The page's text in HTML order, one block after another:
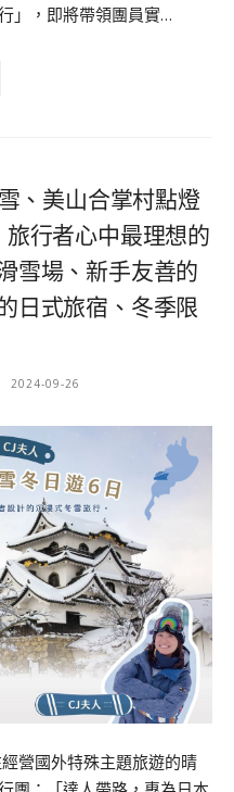
」，即將帶領團員實…
、美山合掌村點燈
行者心中最理想的
雪場、新手友善的
日式旅宿、冬季限
2024-09-26
營國外特殊主題旅遊的晴